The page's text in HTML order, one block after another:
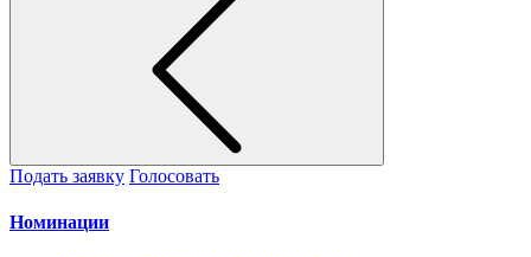
Подать заявку Голосовать
Номинации